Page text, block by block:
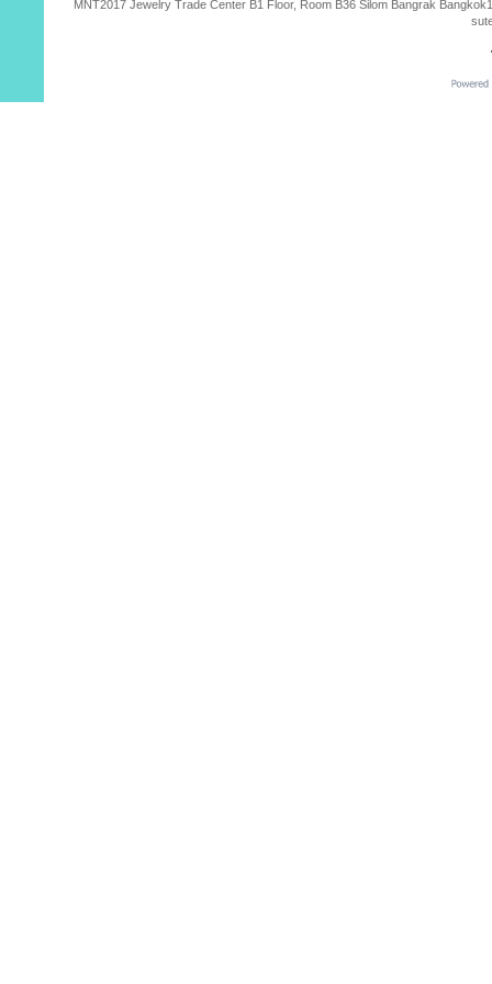
MNT2017 Jewelry Trade Center B1 Floor, Room B36 Silom Bangrak